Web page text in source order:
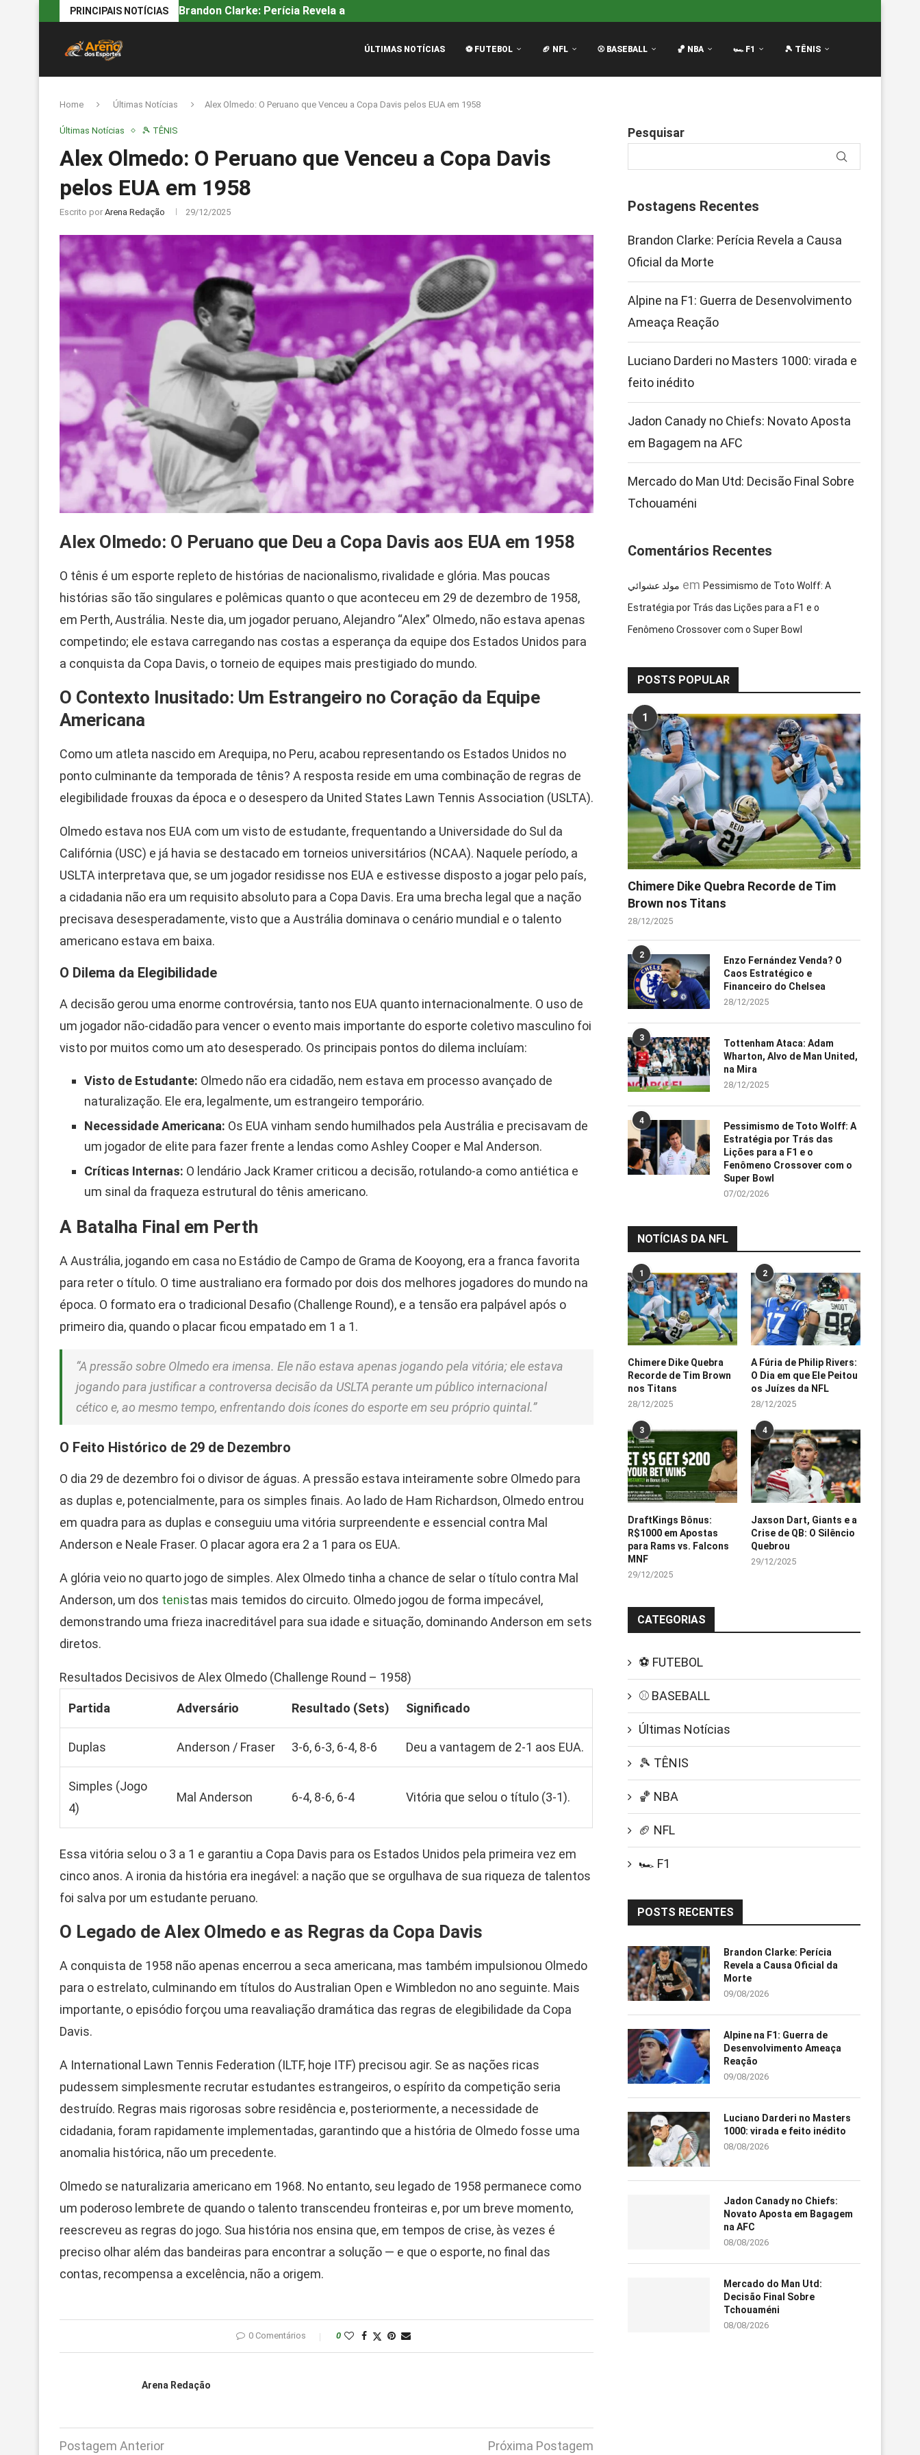
PRINCIPAIS NOTÍCIAS Brandon Clarke: Perícia Revela a Causa Oficial da...
ÚLTIMAS NOTÍCIAS ⚽ FUTEBOL 🏈 NFL ⚾ BASEBALL 🏀 NBA 🏎️ F1 🎾 TÊNIS
Home Últimas Notícias Alex Olmedo: O Peruano que Venceu a Copa Davis pelos EUA em 1958
Últimas Notícias 🎾 TÊNIS
Alex Olmedo: O Peruano que Venceu a Copa Davis
pelos EUA em 1958
Escrito por Arena Redação 29/12/2025
Alex Olmedo: O Peruano que Deu a Copa Davis aos EUA em 1958
O tênis é um esporte repleto de histórias de nacionalismo, rivalidade e glória. Mas poucas
histórias são tão singulares e polêmicas quanto o que aconteceu em 29 de dezembro de 1958,
em Perth, Austrália. Neste dia, um jogador peruano, Alejandro “Alex” Olmedo, não estava apenas
competindo; ele estava carregando nas costas a esperança da equipe dos Estados Unidos para
a conquista da Copa Davis, o torneio de equipes mais prestigiado do mundo.
O Contexto Inusitado: Um Estrangeiro no Coração da Equipe
Americana
Como um atleta nascido em Arequipa, no Peru, acabou representando os Estados Unidos no
ponto culminante da temporada de tênis? A resposta reside em uma combinação de regras de
elegibilidade frouxas da época e o desespero da United States Lawn Tennis Association (USLTA).
Olmedo estava nos EUA com um visto de estudante, frequentando a Universidade do Sul da
Califórnia (USC) e já havia se destacado em torneios universitários (NCAA). Naquele período, a
USLTA interpretava que, se um jogador residisse nos EUA e estivesse disposto a jogar pelo país,
a cidadania não era um requisito absoluto para a Copa Davis. Era uma brecha legal que a nação
precisava desesperadamente, visto que a Austrália dominava o cenário mundial e o talento
americano estava em baixa.
O Dilema da Elegibilidade
A decisão gerou uma enorme controvérsia, tanto nos EUA quanto internacionalmente. O uso de
um jogador não-cidadão para vencer o evento mais importante do esporte coletivo masculino foi
visto por muitos como um ato desesperado. Os principais pontos do dilema incluíam:
Visto de Estudante: Olmedo não era cidadão, nem estava em processo avançado de
naturalização. Ele era, legalmente, um estrangeiro temporário.
Necessidade Americana: Os EUA vinham sendo humilhados pela Austrália e precisavam de
um jogador de elite para fazer frente a lendas como Ashley Cooper e Mal Anderson.
Críticas Internas: O lendário Jack Kramer criticou a decisão, rotulando-a como antiética e
um sinal da fraqueza estrutural do tênis americano.
A Batalha Final em Perth
A Austrália, jogando em casa no Estádio de Campo de Grama de Kooyong, era a franca favorita
para reter o título. O time australiano era formado por dois dos melhores jogadores do mundo na
época. O formato era o tradicional Desafio (Challenge Round), e a tensão era palpável após o
primeiro dia, quando o placar ficou empatado em 1 a 1.
“A pressão sobre Olmedo era imensa. Ele não estava apenas jogando pela vitória; ele estava
jogando para justificar a controversa decisão da USLTA perante um público internacional
cético e, ao mesmo tempo, enfrentando dois ícones do esporte em seu próprio quintal.”
O Feito Histórico de 29 de Dezembro
O dia 29 de dezembro foi o divisor de águas. A pressão estava inteiramente sobre Olmedo para
as duplas e, potencialmente, para os simples finais. Ao lado de Ham Richardson, Olmedo entrou
em quadra para as duplas e conseguiu uma vitória surpreendente e essencial contra Mal
Anderson e Neale Fraser. O placar agora era 2 a 1 para os EUA.
A glória veio no quarto jogo de simples. Alex Olmedo tinha a chance de selar o título contra Mal
Anderson, um dos tenistas mais temidos do circuito. Olmedo jogou de forma impecável,
demonstrando uma frieza inacreditável para sua idade e situação, dominando Anderson em sets
diretos.
Resultados Decisivos de Alex Olmedo (Challenge Round – 1958)
Partida Adversário Resultado (Sets) Significado
Duplas Anderson / Fraser 3-6, 6-3, 6-4, 8-6 Deu a vantagem de 2-1 aos EUA.
Simples (Jogo
4)
Mal Anderson 6-4, 8-6, 6-4 Vitória que selou o título (3-1).
Essa vitória selou o 3 a 1 e garantiu a Copa Davis para os Estados Unidos pela primeira vez em
cinco anos. A ironia da história era inegável: a nação que se orgulhava de sua riqueza de talentos
foi salva por um estudante peruano.
O Legado de Alex Olmedo e as Regras da Copa Davis
A conquista de 1958 não apenas encerrou a seca americana, mas também impulsionou Olmedo
para o estrelato, culminando em títulos do Australian Open e Wimbledon no ano seguinte. Mais
importante, o episódio forçou uma reavaliação dramática das regras de elegibilidade da Copa
Davis.
A International Lawn Tennis Federation (ILTF, hoje ITF) precisou agir. Se as nações ricas
pudessem simplesmente recrutar estudantes estrangeiros, o espírito da competição seria
destruído. Regras mais rigorosas sobre residência e, posteriormente, a necessidade de
cidadania, foram rapidamente implementadas, garantindo que a história de Olmedo fosse uma
anomalia histórica, não um precedente.
Olmedo se naturalizaria americano em 1968. No entanto, seu legado de 1958 permanece como
um poderoso lembrete de quando o talento transcendeu fronteiras e, por um breve momento,
reescreveu as regras do jogo. Sua história nos ensina que, em tempos de crise, às vezes é
preciso olhar além das bandeiras para encontrar a solução — e que o esporte, no final das
contas, recompensa a excelência, não a origem.
0 Comentários 0
Arena Redação
Postagem Anterior Próxima Postagem
Pesquisar
Postagens Recentes
Brandon Clarke: Perícia Revela a Causa
Oficial da Morte
Alpine na F1: Guerra de Desenvolvimento
Ameaça Reação
Luciano Darderi no Masters 1000: virada e
feito inédito
Jadon Canady no Chiefs: Novato Aposta
em Bagagem na AFC
Mercado do Man Utd: Decisão Final Sobre
Tchouaméni
Comentários Recentes
مولد عشوائي em Pessimismo de Toto Wolff: A
Estratégia por Trás das Lições para a F1 e o
Fenômeno Crossover com o Super Bowl
POSTS POPULAR
1
Chimere Dike Quebra Recorde de Tim
Brown nos Titans
28/12/2025
2
Enzo Fernández Venda? O
Caos Estratégico e
Financeiro do Chelsea
28/12/2025
3
Tottenham Ataca: Adam
Wharton, Alvo de Man United,
na Mira
28/12/2025
4
Pessimismo de Toto Wolff: A
Estratégia por Trás das
Lições para a F1 e o
Fenômeno Crossover com o
Super Bowl
07/02/2026
NOTÍCIAS DA NFL
1
Chimere Dike Quebra
Recorde de Tim Brown
nos Titans
28/12/2025
2
A Fúria de Philip Rivers:
O Dia em que Ele Peitou
os Juízes da NFL
28/12/2025
3
DraftKings Bônus:
R$1000 em Apostas
para Rams vs. Falcons
MNF
29/12/2025
4
Jaxson Dart, Giants e a
Crise de QB: O Silêncio
Quebrou
29/12/2025
CATEGORIAS
⚽ FUTEBOL
⚾ BASEBALL
Últimas Notícias
🎾 TÊNIS
🏀 NBA
🏈 NFL
🏎️ F1
POSTS RECENTES
Brandon Clarke: Perícia
Revela a Causa Oficial da
Morte
09/08/2026
Alpine na F1: Guerra de
Desenvolvimento Ameaça
Reação
09/08/2026
Luciano Darderi no Masters
1000: virada e feito inédito
08/08/2026
Jadon Canady no Chiefs:
Novato Aposta em Bagagem
na AFC
08/08/2026
Mercado do Man Utd:
Decisão Final Sobre
Tchouaméni
08/08/2026